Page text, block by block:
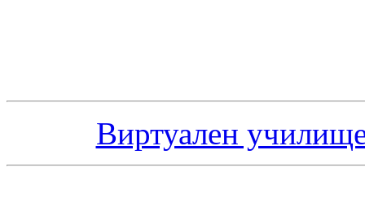
Виртуален